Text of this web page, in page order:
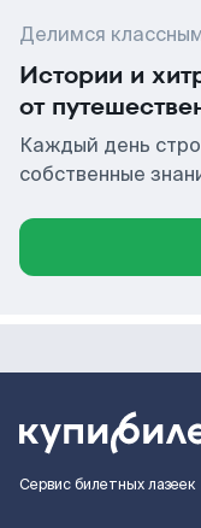
Делимся
Истории и
от
Каждый день
собственные
Сервис билетных лазеек